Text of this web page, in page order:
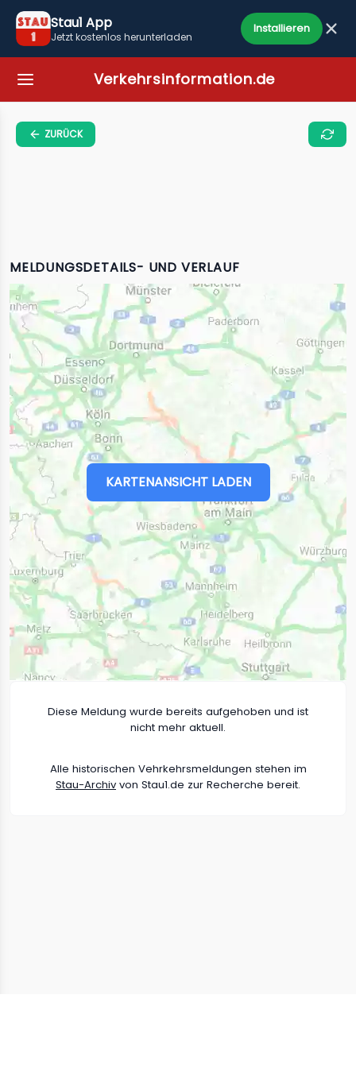
Stau1 App
Jetzt kostenlos herunterladen
Installieren
Verkehrsinformation.de
ZURÜCK
MELDUNGSDETAILS- UND VERLAUF
KARTENANSICHT LADEN
Diese Meldung wurde bereits aufgehoben und ist
nicht mehr aktuell.
Alle historischen Vehrkehrsmeldungen stehen im
Stau-Archiv von Stau1.de zur Recherche bereit.